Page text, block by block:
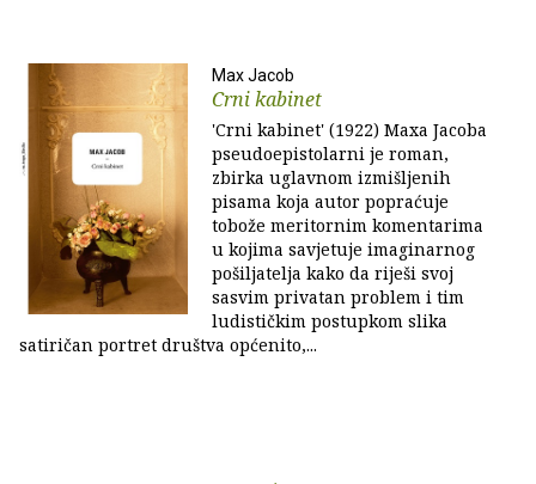
Max Jacob
Crni kabinet
'Crni kabinet' (1922) Maxa Jacoba
pseudoepistolarni je roman,
zbirka uglavnom izmišljenih
pisama koja autor popraćuje
tobože meritornim komentarima
u kojima savjetuje imaginarnog
pošiljatelja kako da riješi svoj
sasvim privatan problem i tim
ludističkim postupkom slika
satiričan portret društva općenito,...